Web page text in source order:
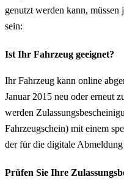
genutzt werden kann,
sein:
Ist Ihr Fahrzeug geeignet?
Ihr Fahrzeug kann online
Januar 2015 neu oder erneut
werden
Fahrzeugschein) mit einem
der für die digitale
Prüfen Sie Ihre